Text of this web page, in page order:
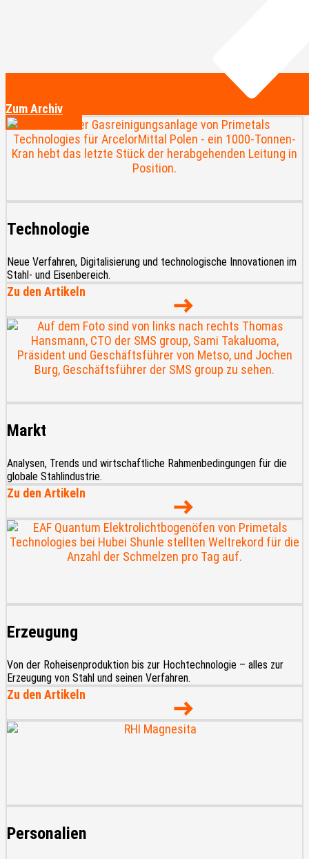
Zum Archiv
Technologie
Neue Verfahren, Digitalisierung und technologische Innovationen im
Stahl- und Eisenbereich.
Zu den Artikeln
Markt
Analysen, Trends und wirtschaftliche Rahmenbedingungen für die
globale Stahlindustrie.
Zu den Artikeln
Erzeugung
Von der Roheisenproduktion bis zur Hochtechnologie – alles zur
Erzeugung von Stahl und seinen Verfahren.
Zu den Artikeln
Personalien